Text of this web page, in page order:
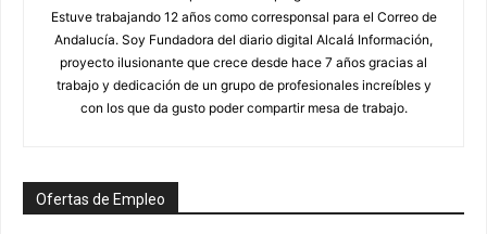
Estuve trabajando 12 años como corresponsal para el Correo de
Andalucía. Soy Fundadora del diario digital Alcalá Información,
proyecto ilusionante que crece desde hace 7 años gracias al
trabajo y dedicación de un grupo de profesionales increíbles y
con los que da gusto poder compartir mesa de trabajo.
Ofertas de Empleo